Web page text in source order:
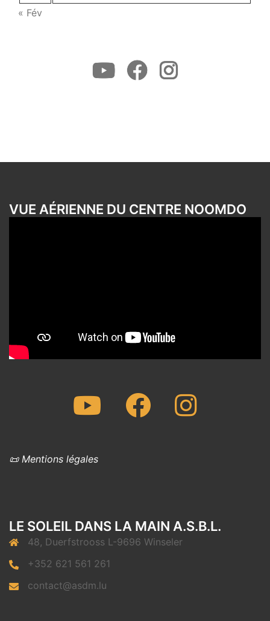
« Fév
Youtube FacebookInstagram
VUE AÉRIENNE DU CENTRE NOOMDO
Youtube FacebookInstagram
📜 Mentions légales
LE SOLEIL DANS LA MAIN A.S.B.L.
48, Duerfstrooss L-9696 Winseler
+352 621 561 261
contact@asdm.lu